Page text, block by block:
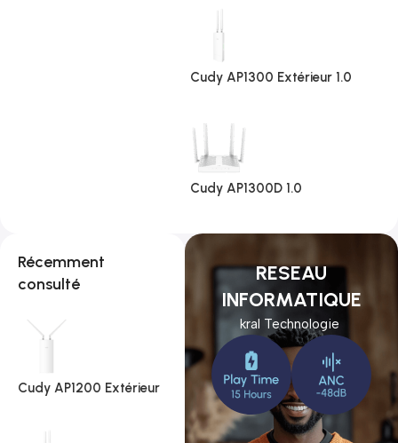
Récemment
consulté
Cudy AP1200 Extérieur
RESEAU
INFORMATIQUE
kral Technologie
Cudy AP1300 Extérieur 1.0
Cudy AP1300D 1.0